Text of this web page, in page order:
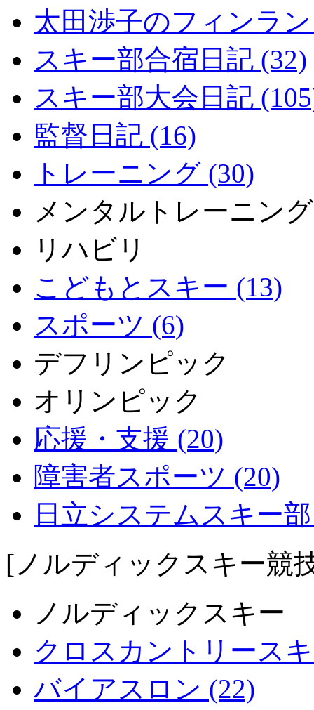
太田渉子のフィンラ
スキー部合宿日記 (32)
スキー部大会日記
監督日記 (16)
トレーニング (30)
メンタルトレーニング
リハビリ
こどもとスキー (13)
スポーツ (6)
デフリンピック
オリンピック
応援・支援 (20)
障害者スポーツ (20)
日立システムスキー
[ノルディックスキー競
ノルディックスキー
クロスカントリース
バイアスロン (22)